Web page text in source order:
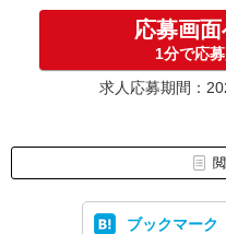
※電話でのご応募もお待ちして
応募画
1分で応
求人応募期間：
ブックマーク